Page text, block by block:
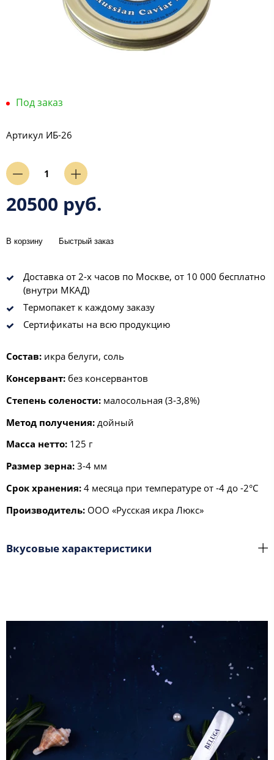
Под заказ
Артикул ИБ-26
20500 руб.
В корзину Быстрый заказ
Доставка от 2-х часов по Москве, от 10 000 бесплатно
(внутри МКАД)
Термопакет к каждому заказу
Сертификаты на всю продукцию
Состав: икра белуги, соль
Консервант: без консервантов
Степень солености: малосольная (3-3,8%)
Метод получения: дойный
Масса нетто: 125 г
Размер зерна: 3-4 мм
Срок хранения: 4 месяца при температуре от -4 до -2°С
Производитель: ООО «Русская икра Люкс»
Вкусовые характеристики